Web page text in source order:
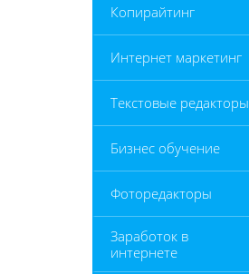
Копирайтинг
Интернет маркетинг
Текстовые редакторы
Бизнес обучение
Фоторедакторы
Заработок в
интернете